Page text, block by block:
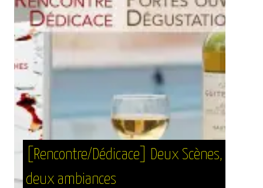
[Rencontre/Dédicace] Deux Scènes,
deux ambiances